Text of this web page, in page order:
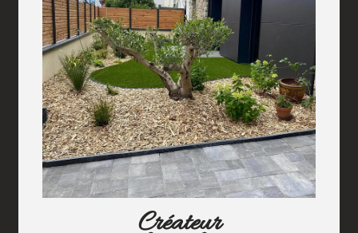
Créateur